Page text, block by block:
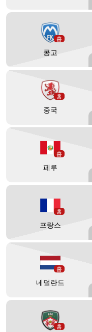
홈
콩고
홈
중국
홈
페루
홈
프랑스
홈
네덜란드
홈